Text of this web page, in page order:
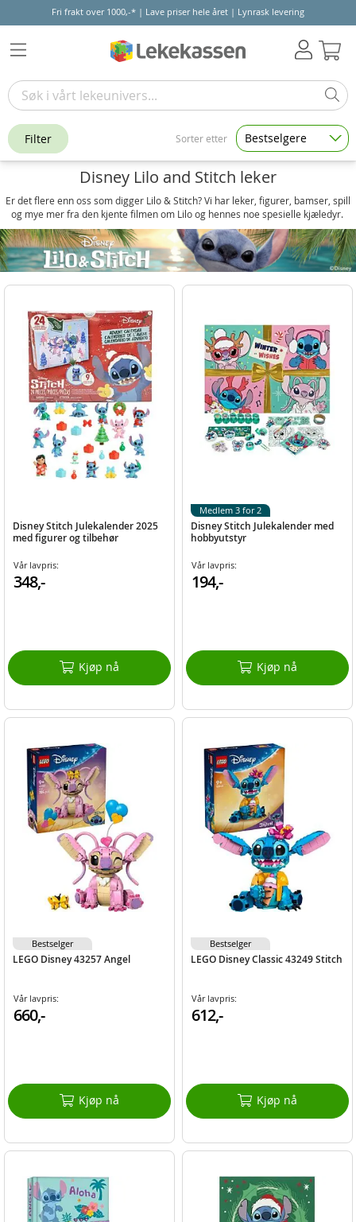
Fri frakt over 1000,-* | Lave priser hele året | Lynrask levering
Disney Lilo and Stitch leker
Er det flere enn oss som digger Lilo & Stitch? Vi har leker, figurer, bamser, spill
og mye mer fra den kjente filmen om Lilo og hennes noe spesielle kjæledyr.
Disney Stitch Julekalender 2025
med figurer og tilbehør
Vår lavpris:
348,-
Kjøp nå
Disney Stitch Julekalender med
hobbyutstyr
Vår lavpris:
194,-
Kjøp nå
Medlem 3 for 2
LEGO Disney 43257 Angel
Vår lavpris:
660,-
Kjøp nå
Bestselger
LEGO Disney Classic 43249 Stitch
Vår lavpris:
612,-
Kjøp nå
Bestselger
Filter Sorter etter Bestselgere